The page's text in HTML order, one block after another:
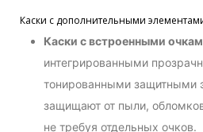
Каски с дополнительными
Каски с встроенными
интегрированными
тонированными защитными
защищают от пыли,
не требуя отдельных очков.